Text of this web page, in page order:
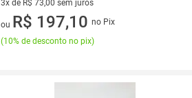
3x de R$ 73,00 sem juros
3 vez de R$ 73,00 sem juros
ou R$ 197,10 no Pix
(10% de desconto no pix)